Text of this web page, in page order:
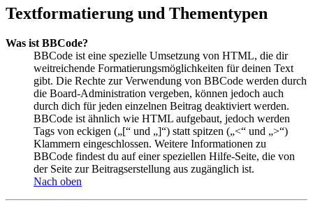
Textformatierung und Thementypen
Was ist BBCode?
BBCode ist eine spezielle Umsetzung von HTML, die dir
weitreichende Formatierungsmöglichkeiten für deinen Text
gibt. Die Rechte zur Verwendung von BBCode werden durch
die Board-Administration vergeben, können jedoch auch
durch dich für jeden einzelnen Beitrag deaktiviert werden.
BBCode ist ähnlich wie HTML aufgebaut, jedoch werden
Tags von eckigen („[“ und „]“) statt spitzen („<“ und „>“)
Klammern eingeschlossen. Weitere Informationen zu
BBCode findest du auf einer speziellen Hilfe-Seite, die von
der Seite zur Beitragserstellung aus zugänglich ist.
Nach oben